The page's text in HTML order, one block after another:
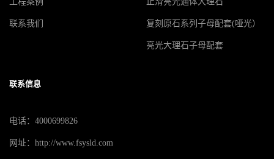
联系我们 复刻原石系列子母配套(哑光）
亮光大理石子母配套
联系信息
电话：4000699826
网址：http://www.fsysld.com